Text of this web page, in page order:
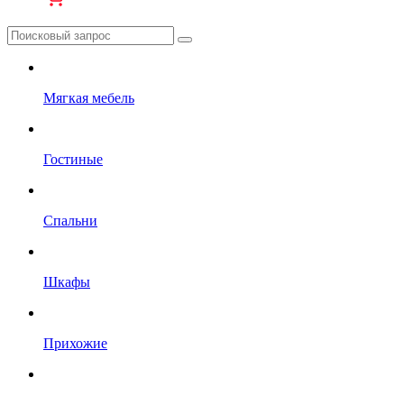
Мягкая мебель
Гостиные
Спальни
Шкафы
Прихожие